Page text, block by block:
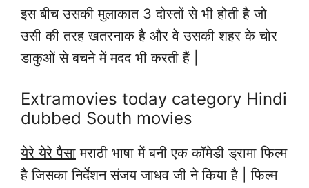
इस बीच उसकी मुलाकात 3 दोस्तों से भी होती है जो
उसी की तरह खतरनाक है और वे उसकी शहर के चोर
डाकुओं से बचने में मदद भी करती हैं |
Extramovies today category Hindi
dubbed South movies
येरे येरे पैसा मराठी भाषा में बनी एक कॉमेडी ड्रामा फिल्म
है जिसका निर्देशन संजय जाधव जी ने किया है | फिल्म